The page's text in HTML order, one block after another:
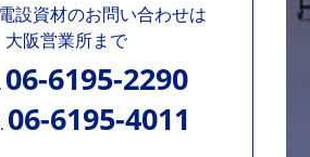
設資材のお問い合わせは
大阪営業所まで
06-6195-2290
06-6195-4011